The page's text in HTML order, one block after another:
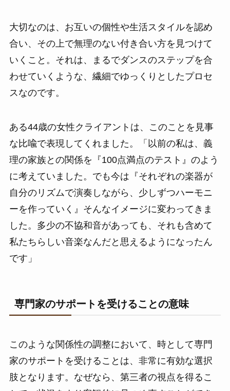
大切なのは、お互いの個性や生活スタイルを認め
合い、その上で無理のない付き合い方を見つけて
いくこと。それは、まるでダンスのステップを合
わせていくような、繊細でゆっくりとしたプロセ
スなのです。
ある44歳の女性クライアントは、このことを見事
な比喩で表現してくれました。「以前の私は、義
理の家族との関係を『100点満点のテスト』のよう
に考えていました。でも今は『それぞれの楽器が
自分のリズムで演奏しながら、少しずつハーモニ
ーを作っていく』そんなイメージに変わってきま
した。多少の不協和音があっても、それも含めて
私たちらしい音楽なんだと思えるようになったん
です」
専門家のサポートを受けることの意味
このような関係性の調整において、時として専門
家のサポートを受けることは、非常に有効な選択
肢となります。なぜなら、第三者の視点を得るこ